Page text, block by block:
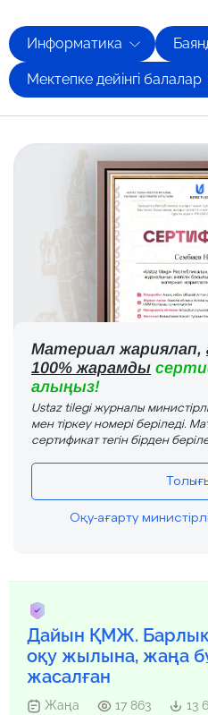
Информатика
Мектепке дейінгі балалар
Материал жариялап,
100% жарамды
алыңыз!
Ustaz tilegi журналы
мен тіркеу номері беріледі.
сертификат тегін бірден
Оқу-ағарту
Дайын ҚМЖ.
оқу жылына, жаңа
жасалған
Жаңа 17 863
13